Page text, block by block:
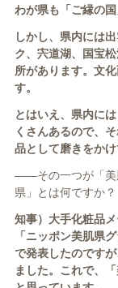
わが県も「ご縁の
しかし、県内には
ク、宍道湖、国宝
所があります。文
す。
とはいえ、県内に
くさんあるので、
品として磨きをか
――その一つが「美
県」とは何ですか？
知事）大手化粧品
「ニッポン美肌県
で発表したのです
ました。これで、